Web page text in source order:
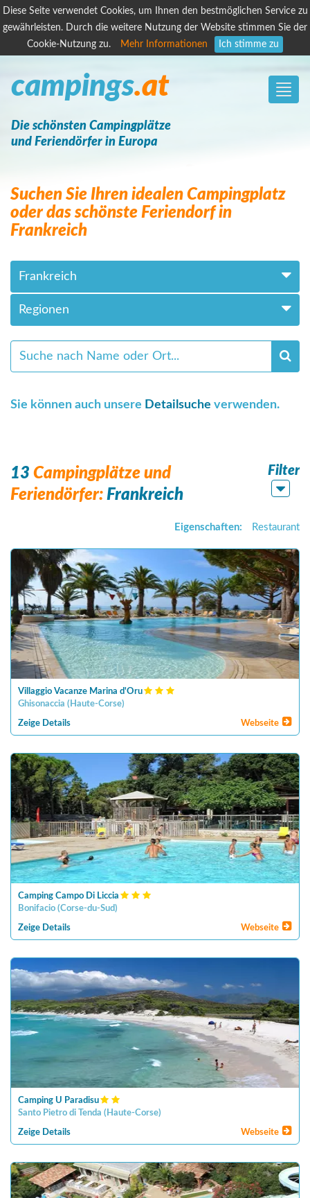
Diese Seite verwendet Cookies, um Ihnen den bestmöglichen Service zu
gewährleisten. Durch die weitere Nutzung der Website stimmen Sie der
Cookie-Nutzung zu.
Mehr Informationen Ich stimme zu
Toggle
campings.at
Die schönsten Campingplätze
und Feriendörfer in Europa
Suchen Sie Ihren idealen Campingplatz
oder das schönste Feriendorf in
Frankreich
Frankreich
Regionen
Sie können auch unsere Detailsuche verwenden.
13 Campingplätze und
Feriendörfer: Frankreich
Filter
Eigenschaften: Restaurant
Villaggio Vacanze Marina d'Oru
Ghisonaccia ( Haute-Corse)
Zeige Details Webseite
Camping Campo Di Liccia
Bonifacio (Corse-du-Sud)
Zeige Details Webseite
Camping U Paradisu
Santo Pietro di Tenda ( Haute-Corse)
Zeige Details Webseite